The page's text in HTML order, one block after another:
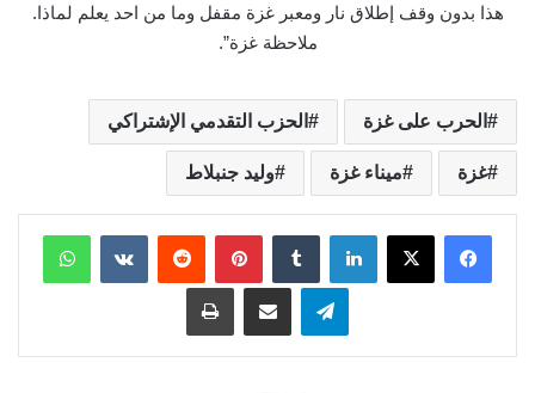
هذا بدون وقف إطلاق نار ومعبر غزة مقفل وما من احد يعلم لماذا.
ملاحظة غزة”.
الحرب على غزة الحزب التقدمي الإشتراكي
غزة ميناء غزة وليد جنبلاط
لينكدإن بينتيريست
تيلقرام مشاركة عبر البريد طباعة